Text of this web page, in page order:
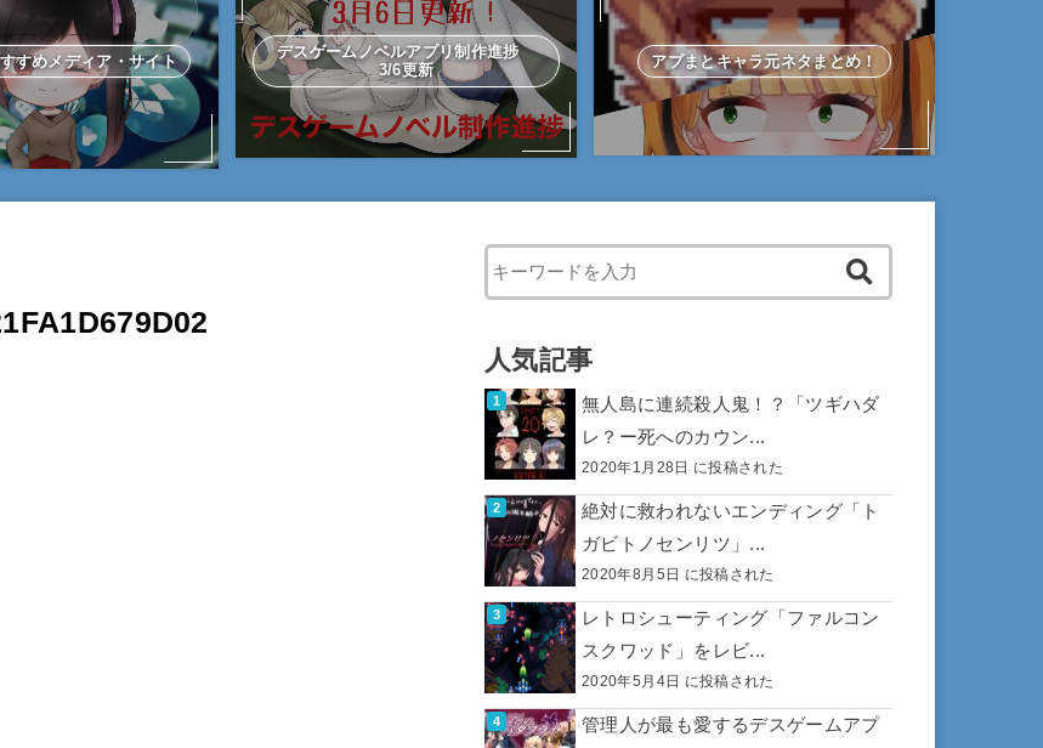
すめメディア・サイト
デスゲームノベルアプリ制作進捗
3/6更新
アプまとキャラ元ネタまとめ！
When autocomplete results are available use up and down
人気記事
無人島に連続殺人鬼！？「ツギハダ
レ？ー死へのカウン...
2020年1月28日 に投稿された
絶対に救われないエンディング「ト
ガビトノセンリツ」...
2020年8月5日 に投稿された
レトロシューティング「ファルコン
スクワッド」をレビ...
2020年5月4日 に投稿された
管理人が最も愛するデスゲームアプ